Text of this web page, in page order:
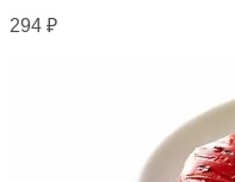
294 ₽